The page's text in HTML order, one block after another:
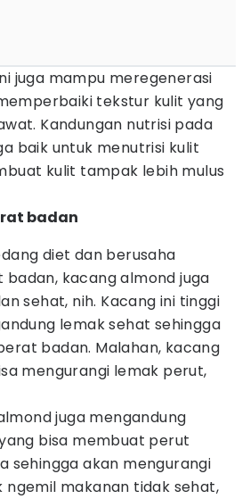
juga mampu meregenerasi
tekstur kulit yang
Kandungan nutrisi pada
baik untuk menutrisi kulit
kulit tampak lebih mulus
badan
diet dan berusaha
kacang almond juga
sehat, nih. Kacang ini tinggi
lemak sehat sehingga
badan. Malahan, kacang
mengurangi lemak perut,
juga mengandung
bisa membuat perut
sehingga akan mengurangi
ngemil makanan tidak sehat,